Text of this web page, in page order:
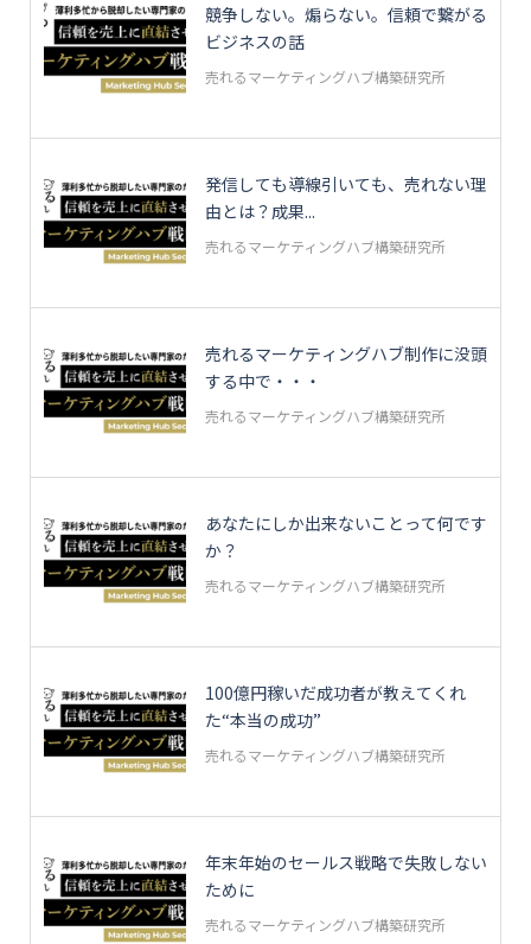
競争しない。煽らない。信頼で繋がる
ビジネスの話
売れるマーケティングハブ構築研究所
発信しても導線引いても、売れない理
由とは？成果...
売れるマーケティングハブ構築研究所
売れるマーケティングハブ制作に没頭
する中で・・・
売れるマーケティングハブ構築研究所
あなたにしか出来ないことって何です
か？
売れるマーケティングハブ構築研究所
100億円稼いだ成功者が教えてくれ
た“本当の成功”
売れるマーケティングハブ構築研究所
年末年始のセールス戦略で失敗しない
ために
売れるマーケティングハブ構築研究所